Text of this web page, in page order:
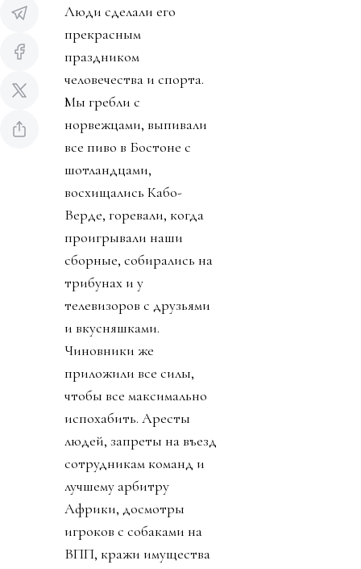
Люди сделали его
прекрасным
праздником
человечества и спорта.
Мы гребли с
норвежцами, выпивали
все пиво в Бостоне с
шотландцами,
восхищались Кабо-
Верде, горевали, когда
проигрывали наши
сборные, собирались на
трибунах и у
телевизоров с друзьями
и вкусняшками.
Чиновники же
приложили все силы,
чтобы все максимально
испохабить. Аресты
людей, запреты на въезд
сотрудникам команд и
лучшему арбитру
Африки, досмотры
игроков с собаками на
ВПП, кражи имущества